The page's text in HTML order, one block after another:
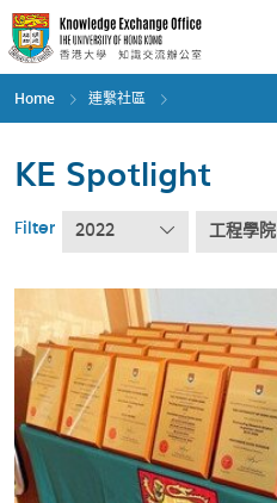
Skip
to
main
content
Home 連繫社區
KE Spotlight
Filter 2022 工程學院